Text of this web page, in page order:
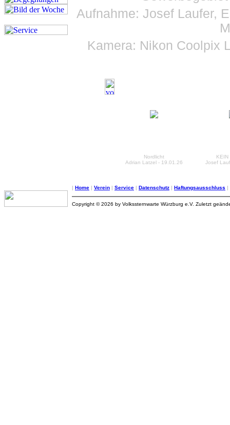
Aufnahme: Josef Laufer,
Kamera: Nikon Coolpix
Nordlicht
Adrian Latzel - 19.01.26
KEIN
Josef
| Home | Verein | Service | Datenschutz | Haftungsausschluss |
Copyright © 2026 by Volkssternwarte Würzburg e.V. Zuletzt